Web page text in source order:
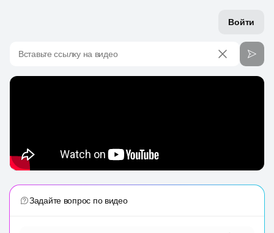
Войти
Вставьте ссылку на видео
Задайте вопрос по видео